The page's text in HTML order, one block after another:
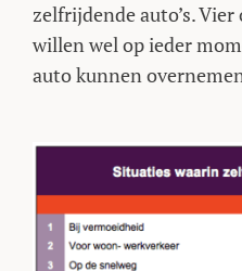
zelfrijdende auto’s.
willen wel op ieder
auto kunnen